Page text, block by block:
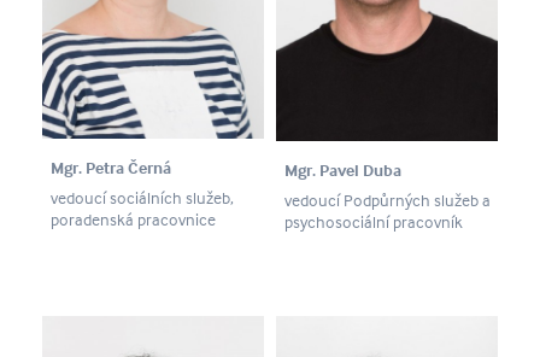
Mgr. Petra Černá
vedoucí sociálních služeb,
poradenská pracovnice
Mgr. Pavel Duba
vedoucí Podpůrných služeb a
psychosociální pracovník